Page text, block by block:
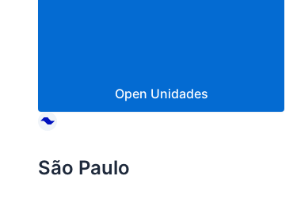
Open Unidades
São Paulo